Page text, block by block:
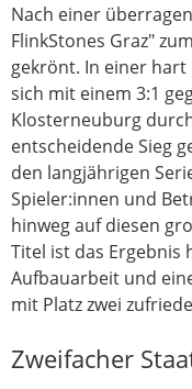
Nach einer
FlinkStones Graz"
gekrönt. In einer
sich mit einem 3:1
Klosterneuburg
entscheidende Sieg
den langjährigen
Spieler:innen und
hinweg auf diesen
Titel ist das
Aufbauarbeit und
mit Platz zwei
Zweifacher